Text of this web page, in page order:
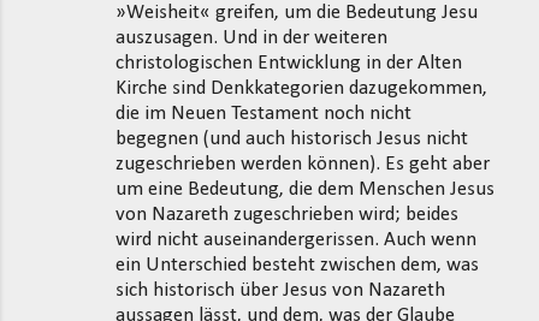
»Weisheit« greifen, um die Bedeutung Jesu
auszusagen. Und in der weiteren
christologischen Entwicklung in der Alten
Kirche sind Denkkategorien dazugekommen,
die im Neuen Testament noch nicht
begegnen (und auch historisch Jesus nicht
zugeschrieben werden können). Es geht aber
um eine Bedeutung, die dem Menschen Jesus
von Nazareth zugeschrieben wird; beides
wird nicht auseinandergerissen. Auch wenn
ein Unterschied besteht zwischen dem, was
sich historisch über Jesus von Nazareth
aussagen lässt, und dem, was der Glaube